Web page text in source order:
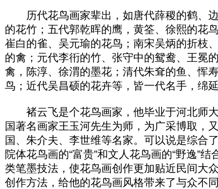
历代花鸟画家辈出，如唐代薛稷的鹤、
的花竹；五代郭乾晖的鹰，黄筌、徐熙的花
崔白的雀、吴元瑜的花鸟；南宋吴炳的折枝
的禽；元代李衎的竹、张守中的鸳鸯、王冕
禽，陈淳、徐渭的墨花；清代朱耷的鱼、恽
鸟；近代吴昌硕的花卉等，皆一代名手，绵
褚云飞是个花鸟画家，他毕业于河北师
国著名画家王玉河先生为师，为广采博取，
国、朱介夫、李世维等名家。可以说是综合
院体花鸟画的“富贵”和文人花鸟画的“野逸”
类笔墨技法，使花鸟画创作更加贴近民间大
创作方法，给他的花鸟画风格带来了与众不